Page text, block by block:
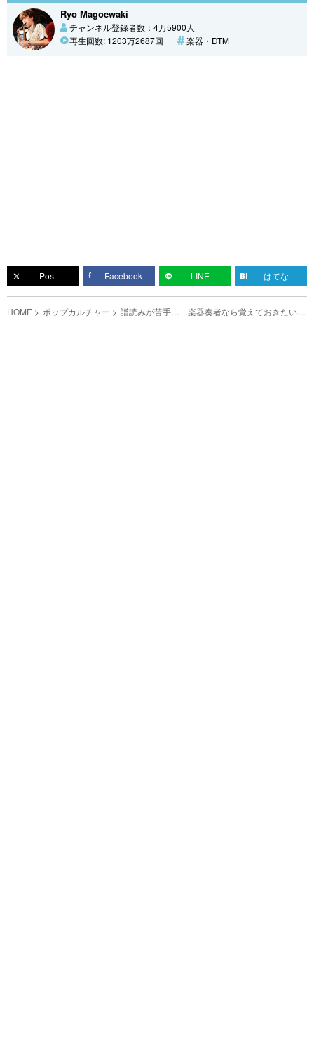
Ryo Magoewaki
チャンネル登録者数：4万5900人
再生回数: 1203万2687回
楽器・DTM
Post Facebook LINE はてな
HOME ポップカルチャー 譜読みが苦手… 楽器奏者なら覚えておきたい楽
譜のリズムを覚える方法とは？